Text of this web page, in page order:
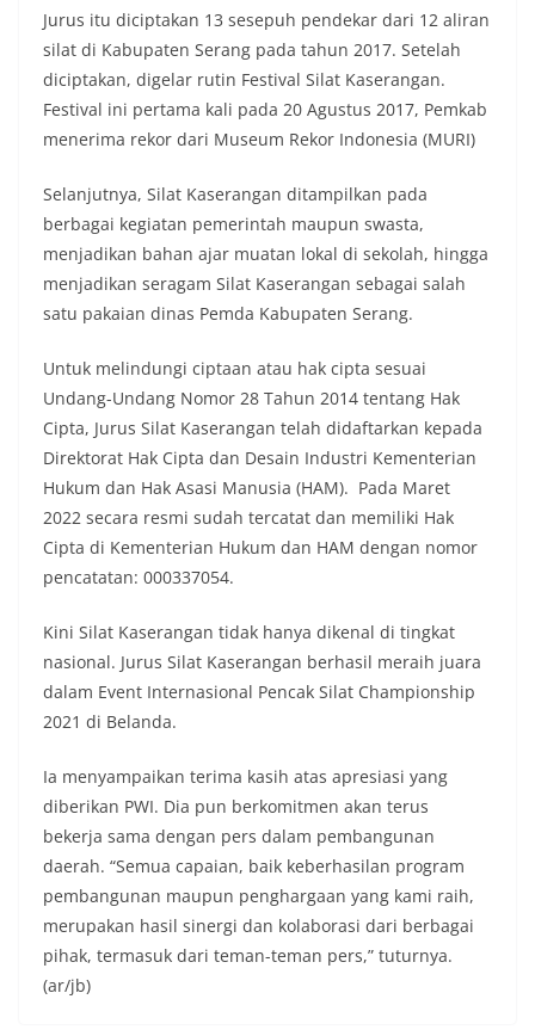
Jurus itu diciptakan 13 sesepuh pendekar dari 12 aliran
silat di Kabupaten Serang pada tahun 2017. Setelah
diciptakan, digelar rutin Festival Silat Kaserangan.
Festival ini pertama kali pada 20 Agustus 2017, Pemkab
menerima rekor dari Museum Rekor Indonesia (MURI)
Selanjutnya, Silat Kaserangan ditampilkan pada
berbagai kegiatan pemerintah maupun swasta,
menjadikan bahan ajar muatan lokal di sekolah, hingga
menjadikan seragam Silat Kaserangan sebagai salah
satu pakaian dinas Pemda Kabupaten Serang.
Untuk melindungi ciptaan atau hak cipta sesuai
Undang-Undang Nomor 28 Tahun 2014 tentang Hak
Cipta, Jurus Silat Kaserangan telah didaftarkan kepada
Direktorat Hak Cipta dan Desain Industri Kementerian
Hukum dan Hak Asasi Manusia (HAM). Pada Maret
2022 secara resmi sudah tercatat dan memiliki Hak
Cipta di Kementerian Hukum dan HAM dengan nomor
pencatatan: 000337054.
Kini Silat Kaserangan tidak hanya dikenal di tingkat
nasional. Jurus Silat Kaserangan berhasil meraih juara
dalam Event Internasional Pencak Silat Championship
2021 di Belanda.
Ia menyampaikan terima kasih atas apresiasi yang
diberikan PWI. Dia pun berkomitmen akan terus
bekerja sama dengan pers dalam pembangunan
daerah. “Semua capaian, baik keberhasilan program
pembangunan maupun penghargaan yang kami raih,
merupakan hasil sinergi dan kolaborasi dari berbagai
pihak, termasuk dari teman-teman pers,” tuturnya.
(ar/jb)